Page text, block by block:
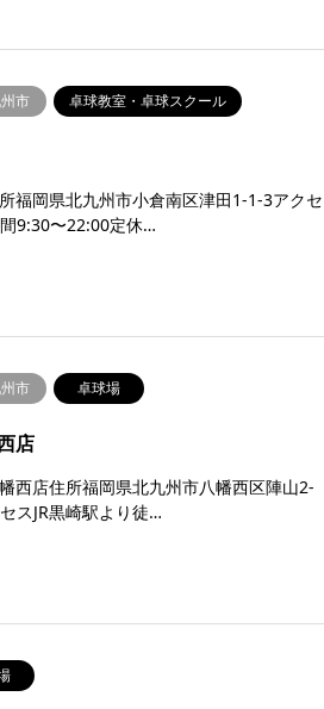
市 卓球教室・卓球スクール
福岡県北九州市小倉南区津田1-1-3アクセ
9:30〜22:00定休…
市 卓球場
店
店住所福岡県北九州市八幡西区陣山2-
スJR黒崎駅より徒…